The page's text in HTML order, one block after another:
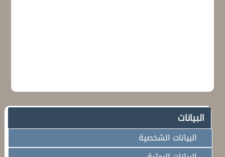
البيانات
البيانات الشخصية